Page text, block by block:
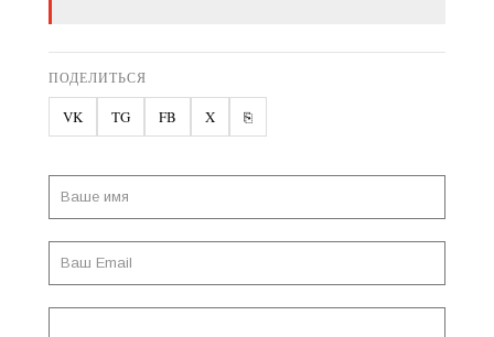
ПОДЕЛИТЬСЯ
VK TG FB X ⎘